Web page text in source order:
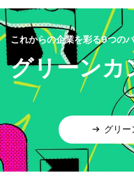
これからの企業を彩る9つの
グリーンカ
グリー